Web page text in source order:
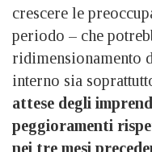
crescere le
periodo – che
ridimensionamento
interno sia
attese degli
peggioramenti
nei tre mesi